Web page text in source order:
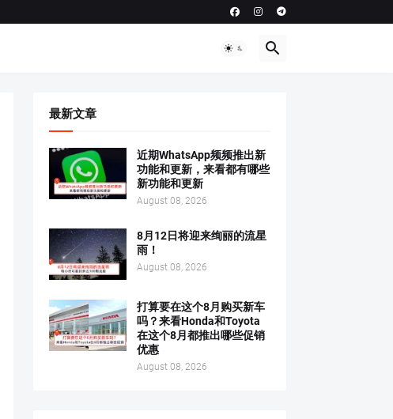
最新文章
近期WhatsApp频频推出新
功能和更新，来看都有哪些
新功能和更新
August 08, 2026
8月12日将迎来绚丽的流星
雨！
August 08, 2026
打算要在这个8月购买新车
吗？来看Honda和Toyota
在这个8月都推出哪些促销
优惠
August 08, 2026